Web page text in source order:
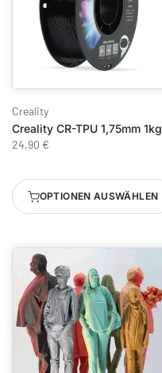
Creality
Creality CR-TPU 1,75mm 1kg
24,90 €
OPTIONEN AUSWÄHLEN